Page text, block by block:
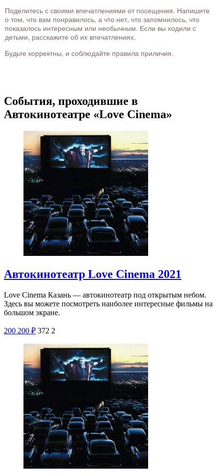
Поделитесь с своими впечатлениями от посещения. Напишите
о том, что вам понравилось, а что нет, что запомнилось, что
показалось интересным или необычным. Если вы ходили с
детьми, расскажите об их впечатлениях.
Будьте корректны, и соблюдайте правила приличия.
События, проходившие в
Автокинотеатре «Love Cinema»
Автокинотеатр Love Cinema 2021
Love Cinema Казань — автокинотеатр под открытым небом.
Здесь вы можете посмотреть наиболее интересные фильмы на
большом экране.
200 200 ₽ 372 2